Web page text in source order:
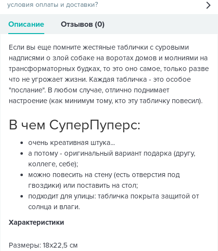
условия оплаты и доставки?
Описание Отзывов (0)
Если вы еще помните жестяные таблички с суровыми
надписями о злой собаке на воротах домов и молниями на
трансформаторных будках, то это оно самое, только разве
что не угрожает жизни. Каждая табличка - это особое
"послание". В любом случае, отлично поднимает
настроение (как минимум тому, кто эту табличку повесил).
В чем СуперПуперс:
очень креативная штука...
а потому - оригинальный вариант подарка (другу,
коллеге, себе);
можно повесить на стену (есть отверстия под
гвоздики) или поставить на стол;
подходит для улицы: табличка покрыта защитой от
солнца и влаги.
Характеристики
Размеры: 18х22,5 см